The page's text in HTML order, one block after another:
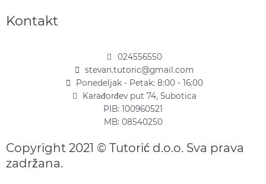
Kontakt
024556550
stevan.tutoric@gmail.com
Ponedeljak - Petak: 8:00 - 16:00
Karađorđev put 74, Subotica
PIB: 100960521
MB: 08540250
Copyright 2021 © Tutorić d.o.o. Sva prava
zadržana.